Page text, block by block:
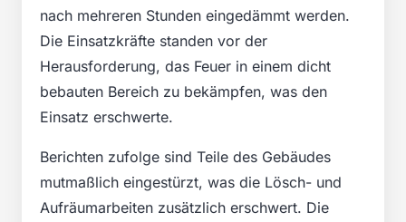
nach mehreren Stunden eingedämmt werden.
Die Einsatzkräfte standen vor der
Herausforderung, das Feuer in einem dicht
bebauten Bereich zu bekämpfen, was den
Einsatz erschwerte.
Berichten zufolge sind Teile des Gebäudes
mutmaßlich eingestürzt, was die Lösch- und
Aufräumarbeiten zusätzlich erschwert. Die